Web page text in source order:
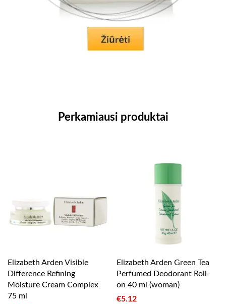
Perkamiausi produktai
Elizabeth Arden Visible
Difference Refining
Moisture Cream Complex
75 ml
Elizabeth Arden Green Tea
Perfumed Deodorant Roll-
on 40 ml (woman)
€5.12